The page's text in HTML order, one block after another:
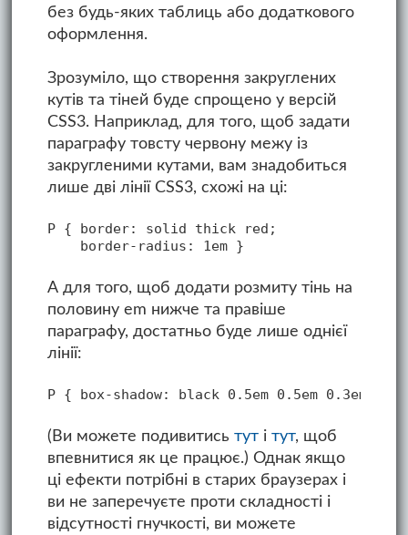
без будь-яких таблиць або додаткового
оформлення.
Зрозуміло, що створення закруглених
кутів та тіней буде спрощено у версій
CSS3. Наприклад, для того, щоб задати
параграфу товсту червону межу із
закругленими кутами, вам знадобиться
лише дві лінії CSS3, схожі на ці:
P { border: solid thick red;
А для того, щоб додати розмиту тінь на
половину еm нижче та правіше
параграфу, достатньо буде лише однієї
лінії:
(Ви можете подивитись туті тут, щоб
впевнитися як це працює.) Однак якщо
ці ефекти потрібні в старих браузерах і
ви не заперечуєте проти складності і
відсутності гнучкості, ви можете